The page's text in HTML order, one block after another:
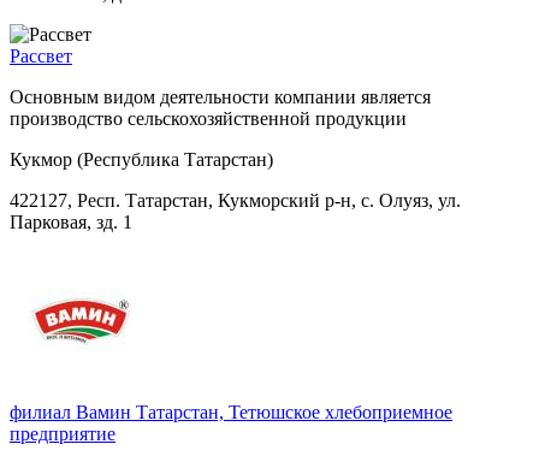
Рассвет
Основным видом деятельности компании является
производство сельскохозяйственной продукции
Кукмор (Республика Татарстан)
422127, Респ. Татарстан, Кукморский р-н, с. Олуяз, ул.
Парковая, зд. 1
филиал Вамин Татарстан, Тетюшское хлебоприемное
предприятие